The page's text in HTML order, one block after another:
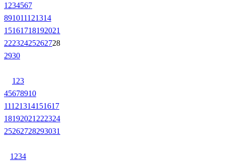
1 234567
891011121314
15161718192021
22232425262728
2930
1 23
45678910
11121314151617
18192021 222324
25262728293031
1 234